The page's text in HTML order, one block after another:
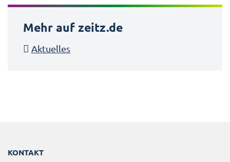
Mehr auf zeitz.de
Aktuelles
KONTAKT